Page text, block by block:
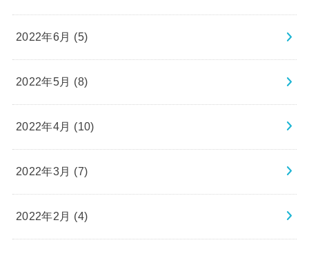
2022年6月 (5)
2022年5月 (8)
2022年4月 (10)
2022年3月 (7)
2022年2月 (4)